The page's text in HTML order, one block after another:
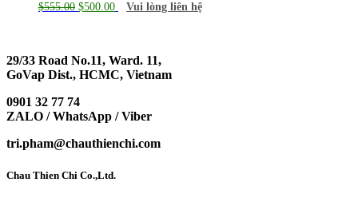
$555.00 $500.00 Vui lòng liên hệ
29/33 Road No.11, Ward. 11,
GoVap Dist., HCMC, Vietnam
0901 32 77 74
ZALO / WhatsApp / Viber
tri.pham@chauthienchi.com
Chau Thien Chi Co.,Ltd.